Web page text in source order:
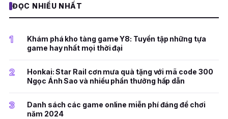
ĐỌC NHIỀU NHẤT
1
Khám phá kho tàng game Y8: Tuyển tập những tựa
game hay nhất mọi thời đại
2
Honkai: Star Rail cơn mưa quà tặng với mã code 300
Ngọc Ánh Sao và nhiều phần thưởng hấp dẫn
3
Danh sách các game online miễn phí đáng để chơi
năm 2024